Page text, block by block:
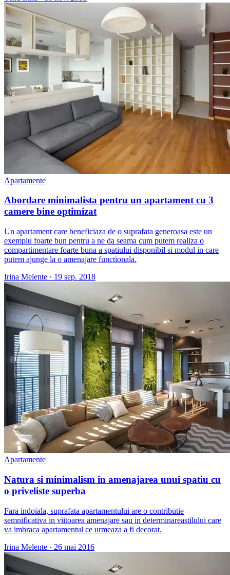
Apartamente
Abordare minimalista pentru un apartament cu 3
camere bine optimizat
Un apartament care beneficiaza de o suprafata generoasa este un
exemplu foarte bun pentru a ne da seama cum putem realiza o
compartimentare foarte buna a spatiului disponibil si modul in care
putem ajunge la o amenajare functionala.
Irina Melente · 19 sep. 2018
Apartamente
Natura si minimalism in amenajarea unui spatiu cu
o priveliste superba
Fara indoiala, suprafata apartamentului are o contributie
semnificativa in viitoarea amenajare sau in determinareastilului care
va imbraca apartamentul ce urmeaza a fi decorat.
Irina Melente · 26 mai 2016